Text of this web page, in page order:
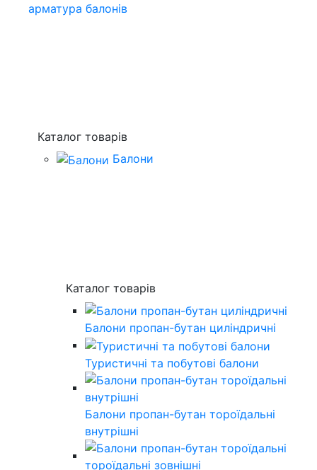
арматура балонів
Каталог товарів
Балони
Каталог товарів
Балони пропан-бутан циліндричні
Туристичні та побутові балони
Балони пропан-бутан тороїдальні
внутрішні